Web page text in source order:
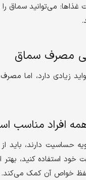
غذاها: می‌توانید سماق
مصرف سماق
زیادی دارد، اما
افراد مناسب
حساسیت دارند،
خود استفاده کنید،
حفظ خواص آن کمک می‌کند.